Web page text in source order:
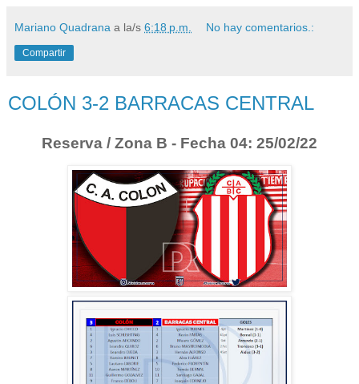
Mariano Quadrana a la/s 6:18 p.m. No hay comentarios.:
Compartir
COLÓN 3-2 BARRACAS CENTRAL
Reserva / Zona B - Fecha 04: 25/02/22